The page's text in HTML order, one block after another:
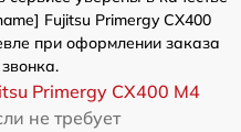
Fujitsu Primergy CX400
при оформлении заказа
Primergy CX400 M4
не требует